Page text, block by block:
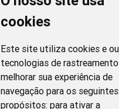
cookies
Este site utiliza cookies e
tecnologias de
melhorar sua experiência de
navegação para os seguintes
propósitos: para ativar a